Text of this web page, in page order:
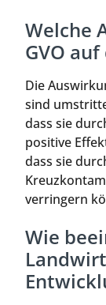
Welche
GVO
Die
sind
dass sie
positive
dass sie
verringern
Wie